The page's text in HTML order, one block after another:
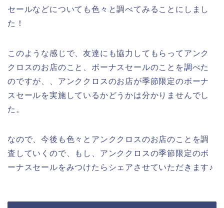
セールなどについても色々と調べてみることにしまし
た！
このような感じで、友達にも協力してもらってアンク
クロスのお店のこと、ボーナスセールのことを調べた
のですが、、アンククロスのお店が季節限定のボーナ
スセールを実施しているかどうかは分かりませんでし
た。
なので、今後も色々とアンククロスのお店のことを調
査していくので、もし、アンククロスの季節限定のボ
ーナスセールをみつけたらシェアさせていただきます♪